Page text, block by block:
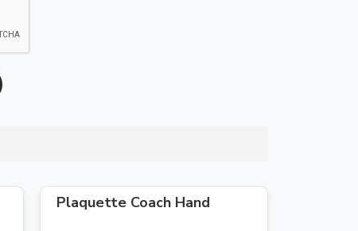
Plaquette Coach Hand